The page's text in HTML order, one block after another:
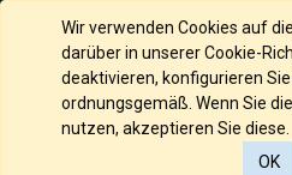
Deutsch
Wir verwenden Cookies auf
darüber in unserer Cookie-
deaktivieren, konfigurieren
ordnungsgemäß. Wenn Sie
nutzen, akzeptieren Sie diese.
OK